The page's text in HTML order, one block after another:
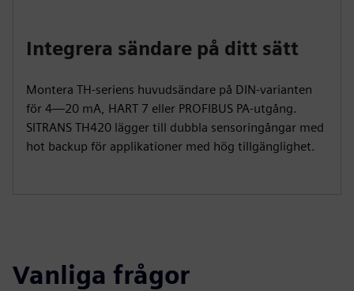
Integrera sändare på ditt sätt
Montera TH-seriens huvudsändare på DIN-varianten
för 4—20 mA, HART 7 eller PROFIBUS PA-utgång.
SITRANS TH420 lägger till dubbla sensoringångar med
hot backup för applikationer med hög tillgänglighet.
Vanliga frågor